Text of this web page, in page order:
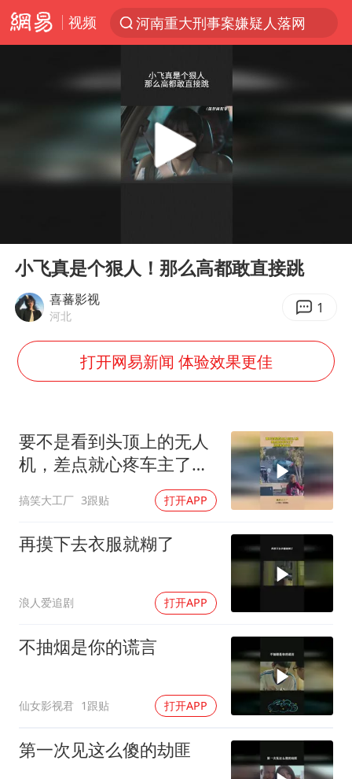
视频
河南重大刑事案嫌疑人落网
金饰克价一夜涨回1300元
酒店回应车内过夜被收150元
儿子陪躺平老爹体验外卖员火了
浙江台州《告全体市民书》
西贝创始人贾国龙押注鲜羊赛道
“不怕六爷挂得多 就怕六爷挂一颗”
多个明星演唱会取消
36岁男演员成景区NPC后人气爆棚
人民的健康、体质、幸福一脉相承
Play
小飞真是个狠人！那么高都敢直接跳
喜蕃影视
河北 1
打开网易新闻 体验效果更佳
要不是看到头顶上的无人
机，差点就心疼车主了，
搞笑大工厂 3跟贴 打开APP
再摸下去衣服就糊了
浪人爱追剧 打开APP
不抽烟是你的谎言
仙女影视君 1跟贴 打开APP
第一次见这么傻的劫匪